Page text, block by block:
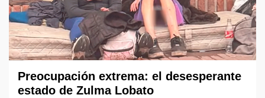
Preocupación extrema: el desesperante
estado de Zulma Lobato